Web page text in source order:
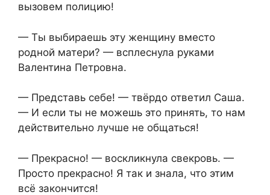
вызовем полицию!
— Ты выбираешь эту женщину вместо
родной матери? — всплеснула руками
Валентина Петровна.
— Представь себе! — твёрдо ответил Саша.
— И если ты не можешь это принять, то нам
действительно лучше не общаться!
— Прекрасно! — воскликнула свекровь. —
Просто прекрасно! Я так и знала, что этим
всё закончится!